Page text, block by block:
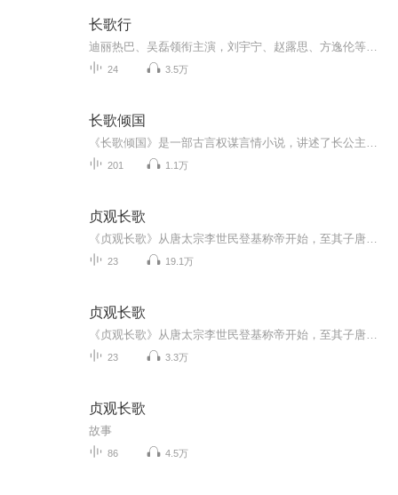
长歌行
24 3.5万
长歌倾国
201 1.1万
贞观长歌
23 19.1万
贞观长歌
23 3.3万
贞观长歌
故事
86 4.5万